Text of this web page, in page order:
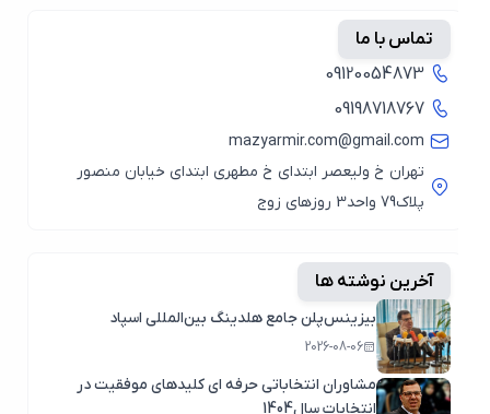
تماس با ما
09120054873
09198718767
mazyarmir.com@gmail.com
تهران خ ولیعصر ابتدای خ مطهری ابتدای خیابان منصور
پلاک79 واحد3 روزهای زوج
آخرین نوشته ها
بیزینس‌پلن جامع هلدینگ بین‌المللی اسپاد
2026-08-06
مشاوران انتخاباتی حرفه ای کلیدهای موفقیت در
انتخابات سال1404